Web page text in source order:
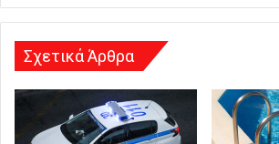
η
Σχετικά Άρθρα